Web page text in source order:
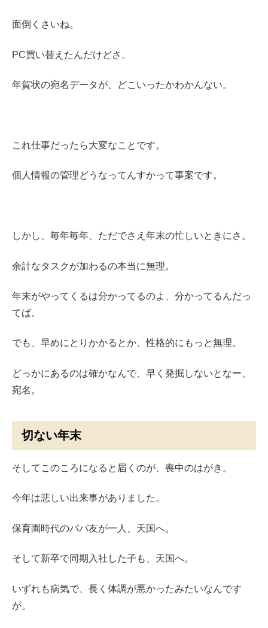
面倒くさいね。
PC買い替えたんだけどさ。
年賀状の宛名データが、どこいったかわかんない。
これ仕事だったら大変なことです。
個人情報の管理どうなってんすかって事案です。
しかし、毎年毎年、ただでさえ年末の忙しいときにさ。
余計なタスクが加わるの本当に無理。
年末がやってくるは分かってるのよ、分かってるんだっ
てば。
でも、早めにとりかかるとか、性格的にもっと無理。
どっかにあるのは確かなんで、早く発掘しないとなー、
宛名。
切ない年末
そしてこのころになると届くのが、喪中のはがき。
今年は悲しい出来事がありました。
保育園時代のパパ友が一人、天国へ。
そして新卒で同期入社した子も、天国へ。
いずれも病気で、長く体調が悪かったみたいなんです
が。